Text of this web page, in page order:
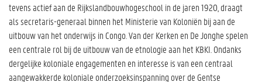
tevens actief aan de Rijkslandbouwhogeschool in de jaren 1920, draagt
als secretaris-generaal binnen het Ministerie van Koloniën bij aan de
uitbouw van het onderwijs in Congo. Van der Kerken en De Jonghe spelen
een centrale rol bij de uitbouw van de etnologie aan het KBKI. Ondanks
dergelijke koloniale engagementen en interesse is van een centraal
aangewakkerde koloniale onderzoeksinspanning over de Gentse